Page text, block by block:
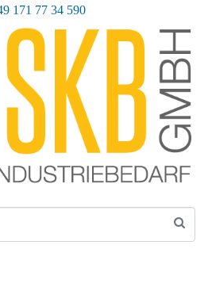
171 77 34 590